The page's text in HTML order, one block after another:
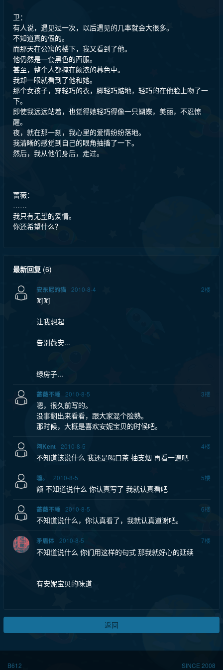
卫：
有人说，遇见过一次，以后遇见的几率就会大很多。
不知道真的假的。
而那天在公寓的楼下，我又看到了他。
他仍然是一套黑色的西服。
甚至，整个人都掩在颇浓的暮色中。
我却一眼就看到了他和她。
那个女孩子，穿轻巧的衣，脚轻巧踮地，轻巧的在他脸上吻了一
下。
即使我远远站着，也觉得她轻巧得像一只蝴蝶，美丽，不忍惊
醒。
夜，就在那一刻，我心里的爱情纷纷落地。
我清晰的感觉到自己的眼角抽搐了一下。
然后，我从他们身后，走过。
蔷薇：
……
我只有无望的爱情。
你还希望什么？
最新回复(6)
安东尼的猫 2010-8-4 2楼
呵呵
让我想起
告别薇安...
绿房子...
蔷薇不睡 2010-8-5 3楼
嗯，很久前写的。
没事翻出来看看，跟大家混个脸熟。
那时候，大概是喜欢安妮宝贝的时候吧。
阿Kent 2010-8-5 4楼
不知道该说什么 我还是喝口茶 抽支烟 再看一遍吧
瞳。 2010-8-5 5楼
额 不知道说什么 你认真写了 我就认真看吧
蔷薇不睡 2010-8-5 6楼
不知道说什么，你认真看了，我就认真道谢吧。
矛盾体 2010-8-5 7楼
不知道说什么 你们用这样的句式 那我就好心的延续
有安妮宝贝的味道
返回
B612 SINCE 2008